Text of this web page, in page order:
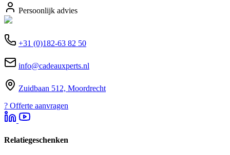
Persoonlijk advies
+31 (0)182-63 82 50
info@cadeauxperts.nl
Zuidbaan 512, Moordrecht
? Offerte aanvragen
Relatiegeschenken